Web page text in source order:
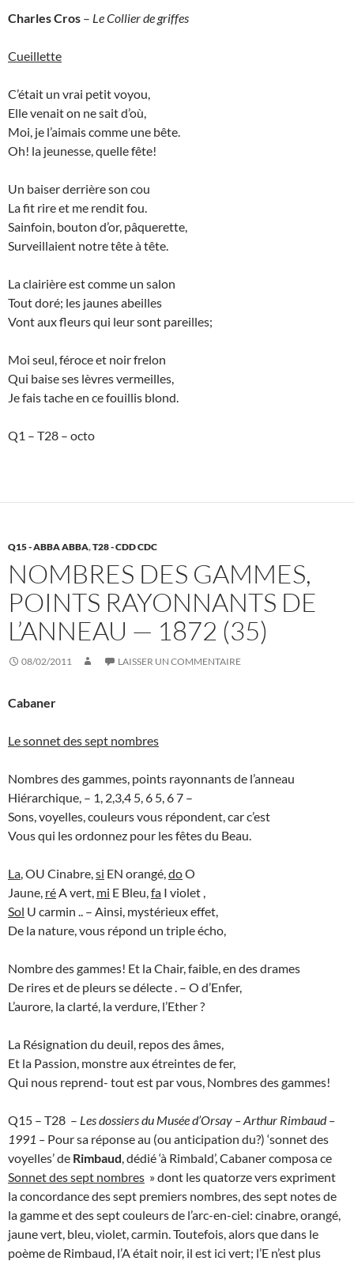
Charles Cros – Le Collier de griffes
Cueillette
C’était un vrai petit voyou,
Elle venait on ne sait d’où,
Moi, je l’aimais comme une bête.
Oh! la jeunesse, quelle fête!
Un baiser derrière son cou
La fit rire et me rendit fou.
Sainfoin, bouton d’or, pâquerette,
Surveillaient notre tête à tête.
La clairière est comme un salon
Tout doré; les jaunes abeilles
Vont aux fleurs qui leur sont pareilles;
Moi seul, féroce et noir frelon
Qui baise ses lèvres vermeilles,
Je fais tache en ce fouillis blond.
Q1 – T28 – octo
Q15 - ABBA ABBA,T28 - CDD CDC
NOMBRES DES GAMMES,
POINTS RAYONNANTS DE
L’ANNEAU — 1872 (35)
08/02/2011 LAISSER UN COMMENTAIRE
Cabaner
Le sonnet des sept nombres
Nombres des gammes, points rayonnants de l’anneau
Hiérarchique, – 1, 2,3,4 5, 6 5, 6 7 –
Sons, voyelles, couleurs vous répondent, car c’est
Vous qui les ordonnez pour les fêtes du Beau.
La, OU Cinabre,si EN orangé,doO
Jaune, réA vert, mi E Bleu,fa I violet ,
Sol U carmin .. – Ainsi, mystérieux effet,
De la nature, vous répond un triple écho,
Nombre des gammes! Et la Chair, faible, en des drames
De rires et de pleurs se délecte . – O d’Enfer,
L’aurore, la clarté, la verdure, l’Ether ?
La Résignation du deuil, repos des âmes,
Et la Passion, monstre aux étreintes de fer,
Qui nous reprend- tout est par vous, Nombres des gammes!
Q15 – T28 – Les dossiers du Musée d’Orsay – Arthur Rimbaud –
1991 – Pour sa réponse au (ou anticipation du?) ‘sonnet des
voyelles’ de Rimbaud, dédié ‘à Rimbald’, Cabaner composa ce
Sonnet des sept nombres » dont les quatorze vers expriment
la concordance des sept premiers nombres, des sept notes de
la gamme et des sept couleurs de l’arc-en-ciel: cinabre, orangé,
jaune vert, bleu, violet, carmin. Toutefois, alors que dans le
poème de Rimbaud, l’A était noir, il est ici vert; l’E n’est plus